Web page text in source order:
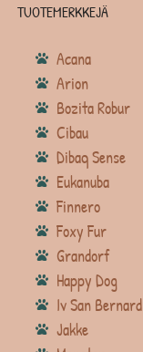
TUOTEMERKKEJÄ
Acana
Arion
Bozita Robur
Cibau
Dibaq Sense
Eukanuba
Finnero
Foxy Fur
Grandorf
Happy Dog
Iv San Bernard
Jakke